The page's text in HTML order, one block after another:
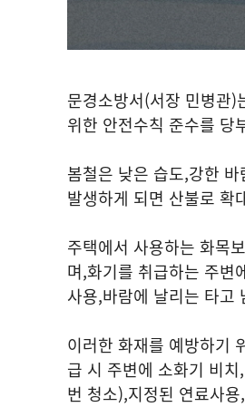
문경소방서(서장 민병관)
위한 안전수칙 준수를 당
봄철은 낮은 습도,강한
발생하게 되면 산불로 확
주택에서 사용하는 화목
며,화기를 취급하는 주변
사용,바람에 날리는 타고
이러한 화재를 예방하기
급 시 주변에 소화기 비치,
번 청소),지정된 연료사용,